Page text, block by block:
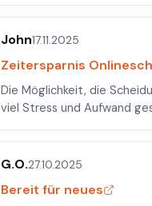
John17.11.2025
Zeitersparnis
Die Möglichkeit, die
viel Stress und Aufwand
G.O.27.10.2025
Bereit für neues